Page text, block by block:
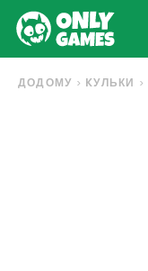
ДОДОМУ KУЛЬКИ